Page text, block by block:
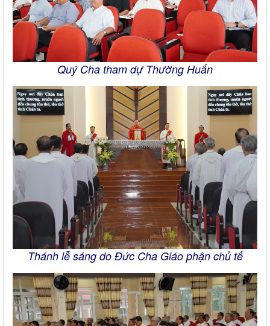
Quý Cha tham dự Thường Huấn
Thánh lễ sáng do Đức Cha Giáo phận chủ tế